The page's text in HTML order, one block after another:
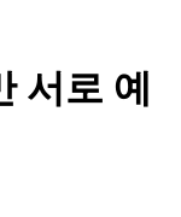
서로 예